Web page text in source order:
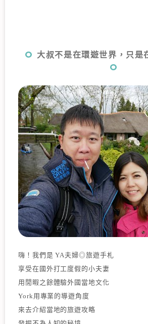
大叔不是在環遊世界，只是
嗨！我們是 YA夫婦◎旅遊手札
享受在國外打工度假的小夫妻
用閒暇之餘體驗外國當地文化
York用專業的導遊角度
來去介紹當地的旅遊攻略